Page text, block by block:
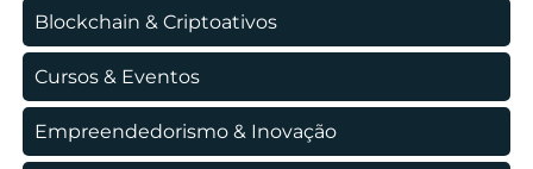
Blockchain & Criptoativos
Cursos & Eventos
Empreendedorismo & Inovação